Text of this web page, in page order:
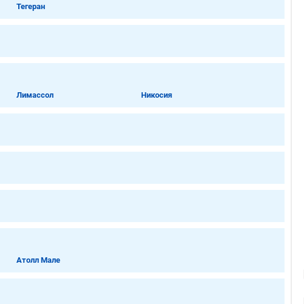
Тегеран
Лимассол Никосия
Атолл Мале